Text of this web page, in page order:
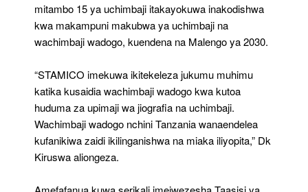
mitambo 15 ya uchimbaji itakayokuwa inakodishwa
kwa makampuni makubwa ya uchimbaji na
wachimbaji wadogo, kuendena na Malengo ya 2030.
“STAMICO imekuwa ikitekeleza jukumu muhimu
katika kusaidia wachimbaji wadogo kwa kutoa
huduma za upimaji wa jiografia na uchimbaji.
Wachimbaji wadogo nchini Tanzania wanaendelea
kufanikiwa zaidi ikilinganishwa na miaka iliyopita,” Dk
Kiruswa aliongeza.